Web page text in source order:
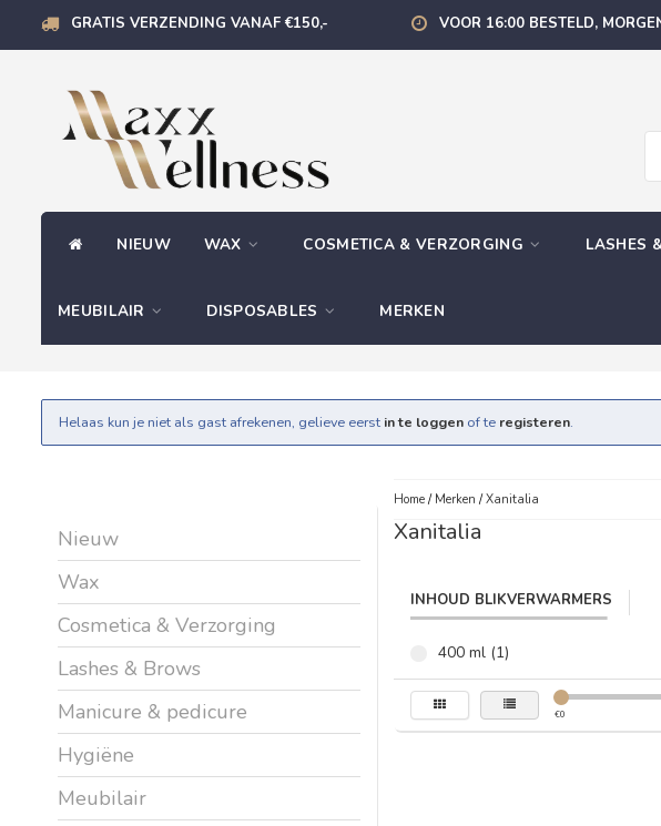
GRATIS VERZENDING VANAF €150,- VOOR 16:00 BESTELD,
NIEUW WAX COSMETICA & VERZORGING LASHES
MEUBILAIR DISPOSABLES MERKEN
Helaas kun je niet als gast afrekenen, gelieve eerst in te loggen of te registeren.
Nieuw
Wax
Cosmetica & Verzorging
Lashes & Brows
Manicure & pedicure
Hygiëne
Meubilair
Home/ Merken /Xanitalia
Xanitalia
INHOUD BLIKVERWARMERS
400 ml (1)
€0